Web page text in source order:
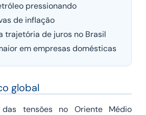
pressionando
de inflação
trajetória de juros no Brasil
em empresas domésticas
global
tensões no Oriente Médio